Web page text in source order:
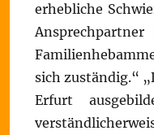
erhebliche
sich zuständig.“
Erfurt